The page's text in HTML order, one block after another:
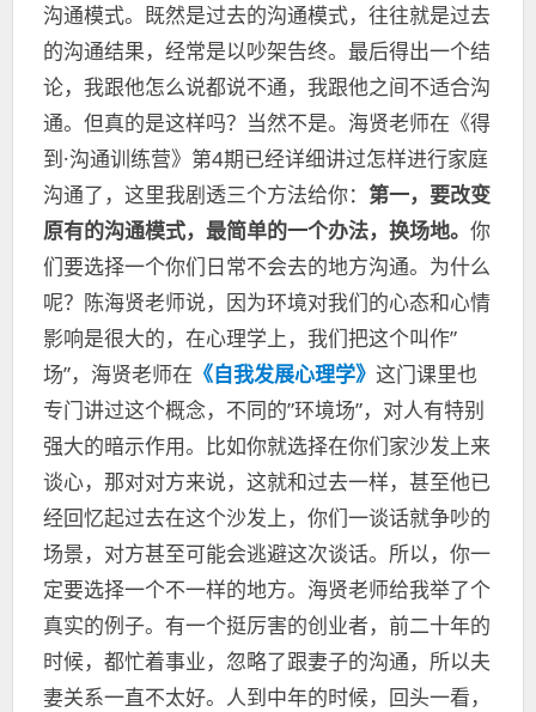
沟通模式。既然是过去的沟通模式，往往就是过去
的沟通结果，经常是以吵架告终。最后得出一个结
论，我跟他怎么说都说不通，我跟他之间不适合沟
通。但真的是这样吗？当然不是。海贤老师在《得
到·沟通训练营》第4期已经详细讲过怎样进行家庭
沟通了，这里我剧透三个方法给你： 第一，要改变
原有的沟通模式，最简单的一个办法，换场地。 你
们要选择一个你们日常不会去的地方沟通。为什么
呢？陈海贤老师说，因为环境对我们的心态和心情
影响是很大的，在心理学上，我们把这个叫作”
场”，海贤老师在 《自我发展心理学》 这门课里也
专门讲过这个概念，不同的”环境场”，对人有特别
强大的暗示作用。比如你就选择在你们家沙发上来
谈心，那对对方来说，这就和过去一样，甚至他已
经回忆起过去在这个沙发上，你们一谈话就争吵的
场景，对方甚至可能会逃避这次谈话。所以，你一
定要选择一个不一样的地方。海贤老师给我举了个
真实的例子。有一个挺厉害的创业者，前二十年的
时候，都忙着事业，忽略了跟妻子的沟通，所以夫
妻关系一直不太好。人到中年的时候，回头一看，